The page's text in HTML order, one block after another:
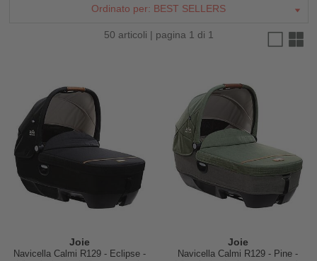
Ordinato per: BEST SELLERS
50 articoli | pagina 1 di 1
Joie
Navicella Calmi R129 - Eclipse -
Joie
Navicella Calmi R129 - Pine -